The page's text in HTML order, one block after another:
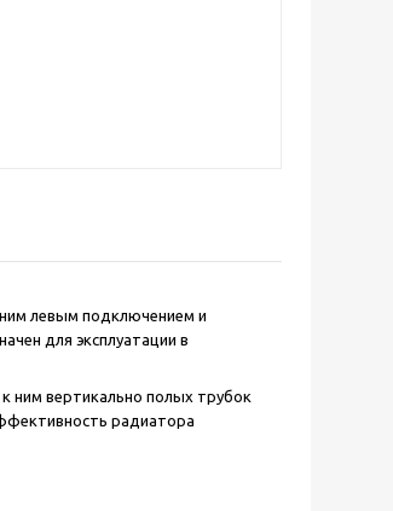
левым подключением и
для эксплуатации в
ним вертикально полых трубок
радиатора